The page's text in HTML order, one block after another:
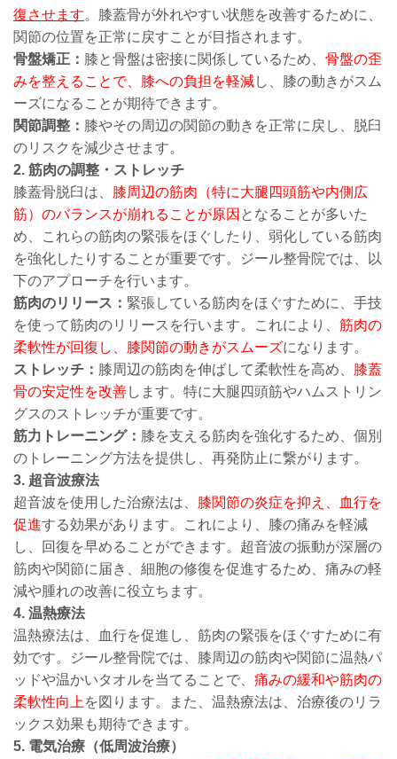
復させます。膝蓋骨が外れやすい状態を改善するために、
関節の位置を正常に戻すことが目指されます。
骨盤矯正： 膝と骨盤は密接に関係しているため、 骨盤の歪
みを整えることで、膝への負担を軽減し、膝の動きがスム
ーズになることが期待できます。
関節調整： 膝やその周辺の関節の動きを正常に戻し、脱臼
のリスクを減少させます。
2. 筋肉の調整・ストレッチ
膝蓋骨脱臼は、 膝周辺の筋肉（特に大腿四頭筋や内側広
筋）のバランスが崩れることが原因 となることが多いた
め、これらの筋肉の緊張をほぐしたり、弱化している筋肉
を強化したりすることが重要です。ジール整骨院では、以
下のアプローチを行います。
筋肉のリリース： 緊張している筋肉をほぐすために、手技
を使って筋肉のリリースを行います。これにより、 筋肉の
柔軟性が回復し、膝関節の動きがスムーズになります。
ストレッチ： 膝周辺の筋肉を伸ばして柔軟性を高め、 膝蓋
骨の安定性を改善します。特に大腿四頭筋やハムストリン
グスのストレッチが重要です。
筋力トレーニング： 膝を支える筋肉を強化するため、個別
のトレーニング方法を提供し、再発防止に繋がります。
3. 超音波療法
超音波を使用した治療法は、 膝関節の炎症を抑え、血行を
促進する効果があります。これにより、膝の痛みを軽減
し、回復を早めることができます。超音波の振動が深層の
筋肉や関節に届き、細胞の修復を促進するため、痛みの軽
減や腫れの改善に役立ちます。
4. 温熱療法
温熱療法は、血行を促進し、筋肉の緊張をほぐすために有
効です。ジール整骨院では、膝周辺の筋肉や関節に温熱パ
ッドや温かいタオルを当てることで、 痛みの緩和や筋肉の
柔軟性向上 を図ります。また、温熱療法は、治療後のリラ
ックス効果も期待できます。
5. 電気治療（低周波治療）